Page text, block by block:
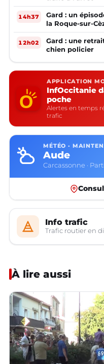
14h37
Gard : un
la Roque-sur-
12h02
Gard : une
chien policier
APPLICATION
InfOccitanie
poche
Alertes en temps
trafic
MÉTÉO ·
Aude
Carcassonne ·
Info trafic
Trafic routier en
À lire aussi